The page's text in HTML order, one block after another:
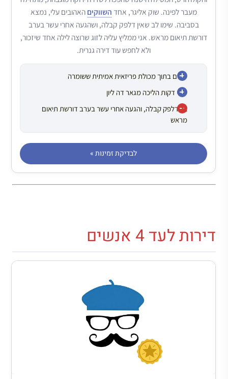
ישנים בתוך מכולת פריזאית אמיתית ששומרה
שתי דקות הליכה מגאר דה ליון
אין דלפק קבלה, והגעה אחרי עשר בערב דורשת תיאום
מראש
מעבר לפינה. שוק אליגר, אחד השווקים האהובים עלי, נמצא
בסביבה. שימו לב שאין דלפק קבלה, ושהגעה אחרי עשר בערב
דורשת תיאום מראש. אני ממליץ עליה לזוג שרוצה לילה אחד שיזכור,
ולא לחפש עוד דירה גנרית.
לבדיקת זמינות »
דירות לעד 4 אנשים